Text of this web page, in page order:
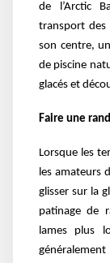
de l’Arctic
transport des
son centre,
de piscine
glacés et
Faire une
Lorsque les
les amateurs
glisser sur la
patinage de
lames plus